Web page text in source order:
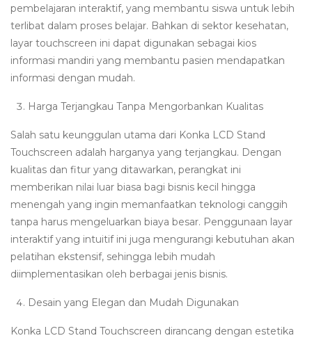
pembelajaran interaktif, yang membantu siswa untuk lebih
terlibat dalam proses belajar. Bahkan di sektor kesehatan,
layar touchscreen ini dapat digunakan sebagai kios
informasi mandiri yang membantu pasien mendapatkan
informasi dengan mudah.
Harga Terjangkau Tanpa Mengorbankan Kualitas
Salah satu keunggulan utama dari Konka LCD Stand
Touchscreen adalah harganya yang terjangkau. Dengan
kualitas dan fitur yang ditawarkan, perangkat ini
memberikan nilai luar biasa bagi bisnis kecil hingga
menengah yang ingin memanfaatkan teknologi canggih
tanpa harus mengeluarkan biaya besar. Penggunaan layar
interaktif yang intuitif ini juga mengurangi kebutuhan akan
pelatihan ekstensif, sehingga lebih mudah
diimplementasikan oleh berbagai jenis bisnis.
Desain yang Elegan dan Mudah Digunakan
Konka LCD Stand Touchscreen dirancang dengan estetika